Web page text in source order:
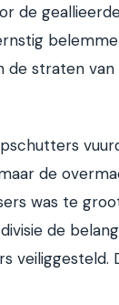
de
de straten van
de
was te
de
veiliggesteld.